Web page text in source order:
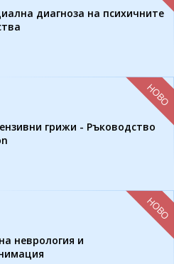
диагноза на психичните
грижи - Ръководство
НОВО
неврология и
НОВО